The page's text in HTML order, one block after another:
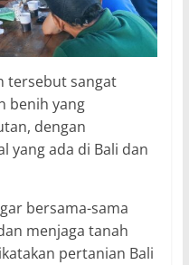
tersebut sangat
benih yang
dengan
yang ada di Bali dan
bersama-sama
menjaga tanah
pertanian Bali